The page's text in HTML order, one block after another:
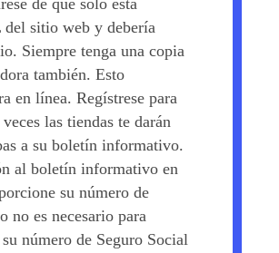
de que solo está
del sitio web y debería
Siempre tenga una copia
también. Esto
en línea. Regístrese para
las tiendas te darán
a su boletín informativo.
al boletín informativo en
su número de
no es necesario para
número de Seguro Social